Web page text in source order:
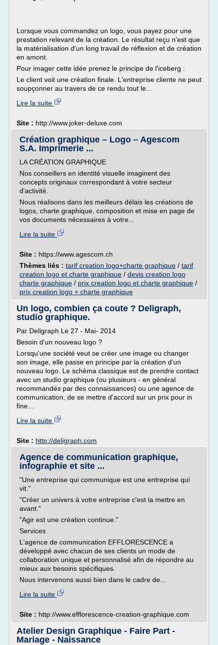
Lorsque vous commandez un logo, vous payez pour une
prestation relevant de la création. Le résultat reçu n'est que
la matérialisation d'un long travail de réflexion et de création
en amont.
Pour imager cette idée prenez le principe de l'iceberg :
Le client voit une création finale. L'entreprise cliente ne peut
soupçonner au travers de ce rendu tout le...
Lire la suite
Site : http://www.joker-deluxe.com
Création graphique – Logo – Agescom
S.A. Imprimerie ...
LA CRÉATION GRAPHIQUE
Nos conseillers en identité visuelle imaginent des
concepts originaux correspondant à votre secteur
d'activité.
Nous réalisons dans les meilleurs délais les créations de
logos, charte graphique, composition et mise en page de
vos documents nécessaires à votre...
Lire la suite
Site : https://www.agescom.ch
Thèmes liés : tarif creation logo+charte graphique / tarif
creation logo et charte graphique / devis creation logo
charte graphique / prix creation logo et charte graphique /
prix creation logo + charte graphique
Un logo, combien ça coute ? Deligraph,
studio graphique.
Par Deligraph Le 27 - Mai- 2014
Besoin d'un nouveau logo ?
Lorsqu'une société veut se créer une image ou changer
son image, elle passe en principe par la création d'un
nouveau logo. Le schéma classique est de prendre contact
avec un studio graphique (ou plusieurs - en général
recommandés par des connaissances) ou une agence de
communication, de se mettre d'accord sur un prix pour in
fine...
Lire la suite
Site : http://deligraph.com
Agence de communication graphique,
infographie et site ...
"Une entreprise qui communique est une entreprise qui
vit."
"Créer un univers à votre entreprise c'est la mettre en
avant."
"Agir est une création continue."
Services
L'agence de communication EFFLORESCENCE a
développé avec chacun de ses clients un mode de
collaboration unique et personnalisé afin de répondre au
mieux aux besoins spécifiques.
Nous intervenons aussi bien dans le cadre de...
Lire la suite
Site : http://www.efflorescence-creation-graphique.com
Atelier Design Graphique - Faire Part -
Mariage - Naissance